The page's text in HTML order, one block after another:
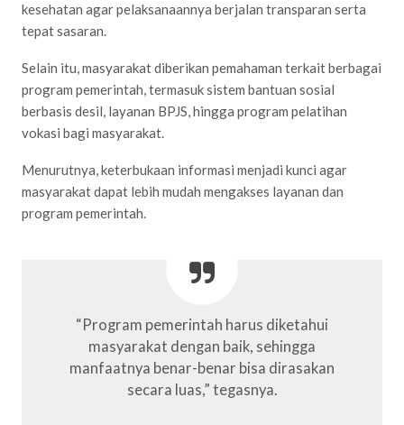
kesehatan agar pelaksanaannya berjalan transparan serta
tepat sasaran.
Selain itu, masyarakat diberikan pemahaman terkait berbagai
program pemerintah, termasuk sistem bantuan sosial
berbasis desil, layanan BPJS, hingga program pelatihan
vokasi bagi masyarakat.
Menurutnya, keterbukaan informasi menjadi kunci agar
masyarakat dapat lebih mudah mengakses layanan dan
program pemerintah.
“Program pemerintah harus diketahui
masyarakat dengan baik, sehingga
manfaatnya benar-benar bisa dirasakan
secara luas,” tegasnya.